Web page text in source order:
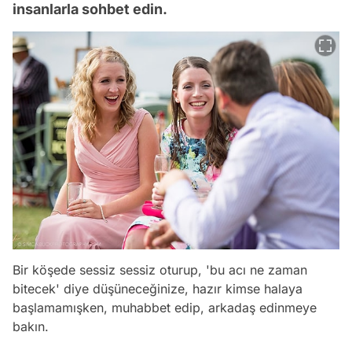
insanlarla sohbet edin.
Bir köşede sessiz sessiz oturup, 'bu acı ne zaman
bitecek' diye düşüneceğinize, hazır kimse halaya
başlamamışken, muhabbet edip, arkadaş edinmeye
bakın.